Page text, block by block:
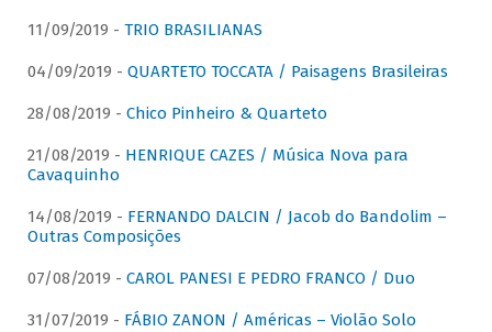
11/09/2019 - TRIO BRASILIANAS
04/09/2019 - QUARTETO TOCCATA / Paisagens Brasileiras
28/08/2019 - Chico Pinheiro & Quarteto
21/08/2019 - HENRIQUE CAZES / Música Nova para
Cavaquinho
14/08/2019 - FERNANDO DALCIN / Jacob do Bandolim –
Outras Composições
07/08/2019 - CAROL PANESI E PEDRO FRANCO / Duo
31/07/2019 - FÁBIO ZANON / Américas – Violão Solo